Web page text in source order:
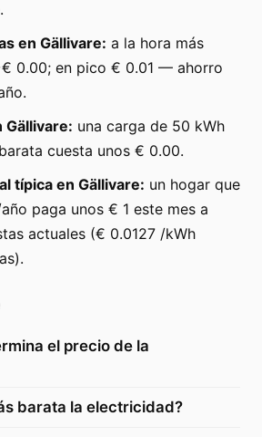
en Gällivare: a la hora más
0.00; en pico € 0.01 — ahorro
Gällivare: una carga de 50 kWh
cuesta unos € 0.00.
típica en Gällivare: un hogar que
paga unos € 1 este mes a
actuales (€ 0.0127 /kWh
el precio de la
barata la electricidad?